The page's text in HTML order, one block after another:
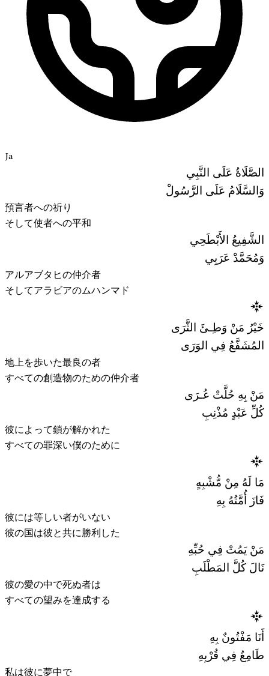
Ja
الصَّلَاةُ عَلَى النَّبِي
وَالسَّلَامُ عَلَى الرَّسُولْ
預言者への祈り
そして使者への平和
الشَّفِيعُ الأَبْطَحِي
وَمُحَمَّدْ عَرَبِي
アルアブタヒの仲介者
そしてアラビアのムハンマド
خَيْرُ مَنْ وَطِـئَ الثَّرَى
المُشَفَّعُ فِي الوَرَى
地上を歩いた最良の者
すべての創造物のための仲介者
مَنْ بِهِ حُلَّتْ عُـرَى
كُلِّ عَبْدٍ مُذْنِبِ
彼によって鎖が解かれた
すべての罪深い僕のために
مَا لَهُ مِنْ مُّشْبِهٍ
فَازَ أُمَّتُهُ بِهِ
彼には等しい者がいない
彼の国は彼と共に勝利した
مَنْ يَمُتْ فِي حُبِّهِ
نَالَ كُلَّ المَطْلَبِ
彼の愛の中で死ぬ者は
すべての望みを達成する
أَنَا مَفْتُونٌ بِهِ
طَامِعٌ فِي قُرْبِهِ
私は彼に夢中で